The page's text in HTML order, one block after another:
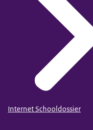
Internet Schooldossier